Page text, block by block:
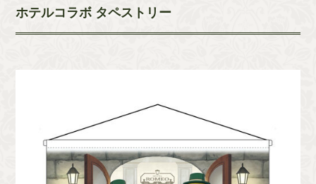
ホテルコラボ タペストリー